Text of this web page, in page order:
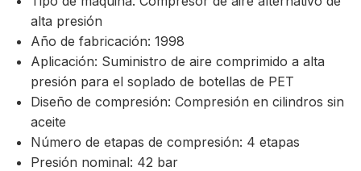
alta presión
Año de fabricación: 1998
Aplicación: Suministro de aire comprimido a alta
presión para el soplado de botellas de PET
Diseño de compresión: Compresión en cilindros sin
aceite
Número de etapas de compresión: 4 etapas
Presión nominal: 42 bar